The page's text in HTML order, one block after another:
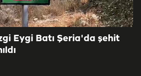
Eygi Batı Şeria'da şehit